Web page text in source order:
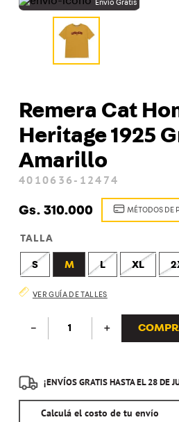
Remera Cat
Heritage 1925
Amarillo
4010636-12474
Gs. 310.000 MÉTODOS DE
TALLA
S M L XL
VER GUÍA DE TALLES
＋
－
¡ENVÍOS GRATIS HASTA EL 28 DE
Calculá el costo de tu envío
3. botas
4
7. calzados
8. zapatenis
.
10. maleta